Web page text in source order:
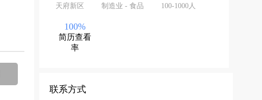
天府新区 制造业 - 食品 100-1000人
100%
简历查看
率
联系方式